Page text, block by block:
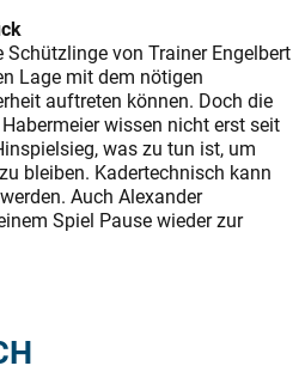
Schützlinge von Trainer Engelbert
Lage mit dem nötigen
auftreten können. Doch die
wissen nicht erst seit
was zu tun ist, um
bleiben. Kadertechnisch kann
Auch Alexander
Spiel Pause wieder zur